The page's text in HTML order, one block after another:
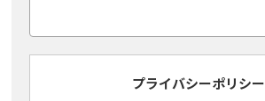
プライバシーポリシー